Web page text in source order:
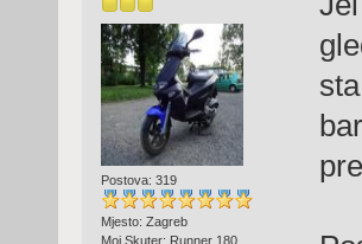
Postova: 319
Mjesto: Zagreb
Moj Skuter: Runner 180